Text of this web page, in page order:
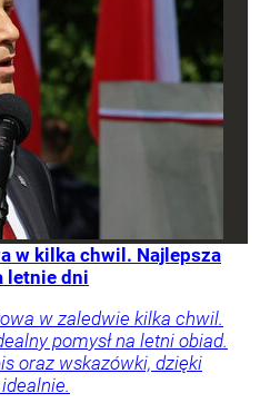
w kilka chwil. Najlepsza
letnie dni
w zaledwie kilka chwil.
pomysł na letni obiad.
oraz wskazówki, dzięki